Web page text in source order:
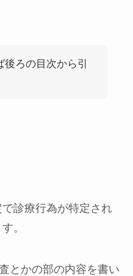
ろの目次から引
診療行為が特定され
。
とかの部の内容を書い